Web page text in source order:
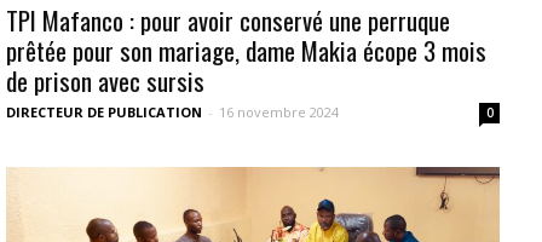
TPI Mafanco : pour avoir conservé une perruque
prêtée pour son mariage, dame Makia écope 3 mois
de prison avec sursis
DIRECTEUR DE PUBLICATION - 16 novembre 2024 0